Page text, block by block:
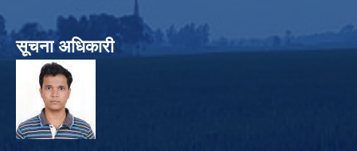
सूचना अधिकारी